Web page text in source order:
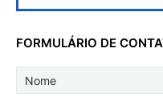
FORMULÁRIO DE